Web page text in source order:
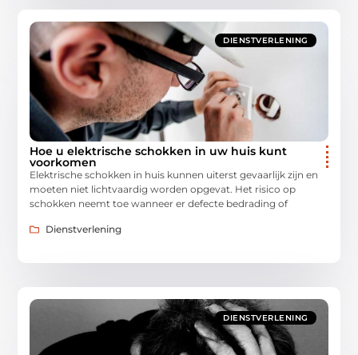
DIENSTVERLENING
Hoe u elektrische schokken in uw huis kunt
voorkomen
Elektrische schokken in huis kunnen uiterst gevaarlijk zijn en
moeten niet lichtvaardig worden opgevat. Het risico op
schokken neemt toe wanneer er defecte bedrading of
Dienstverlening
DIENSTVERLENING